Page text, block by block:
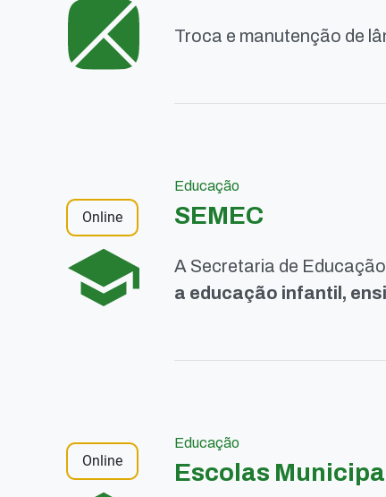
Troca e manutenção de
Online
Educação
SEMEC
A Secretaria de Educação
a educação infantil,
Online
Educação
Escolas